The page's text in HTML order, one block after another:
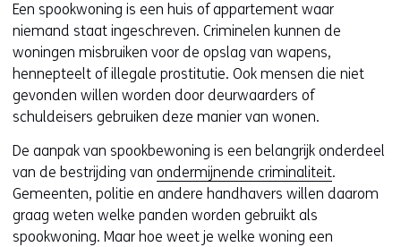
s
t
n
a
a
r
e
e
n
a
n
Een spookwoning is een huis of appartement waar
niemand staat ingeschreven. Criminelen kunnen de
woningen misbruiken voor de opslag van wapens,
hennepteelt of illegale prostitutie. Ook mensen die niet
gevonden willen worden door deurwaarders of
schuldeisers gebruiken deze manier van wonen.
De aanpak van spookbewoning is een belangrijk onderdeel
van de bestrijding van ondermijnende criminaliteit.
Gemeenten, politie en andere handhavers willen daarom
graag weten welke panden worden gebruikt als
spookwoning. Maar hoe weet je welke woning een